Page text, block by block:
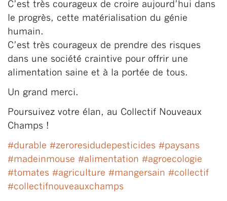
C’est très courageux de croire aujourd’hui dans
le progrès, cette matérialisation du génie
humain.
C’est très courageux de prendre des risques
dans une société craintive pour offrir une
alimentation saine et à la portée de tous.
Un grand merci.
Poursuivez votre élan, au Collectif Nouveaux
Champs !
#durable #zeroresidudepesticides #paysans
#madeinmouse #alimentation #agroecologie
#tomates #agriculture #mangersain #collectif
#collectifnouveauxchamps